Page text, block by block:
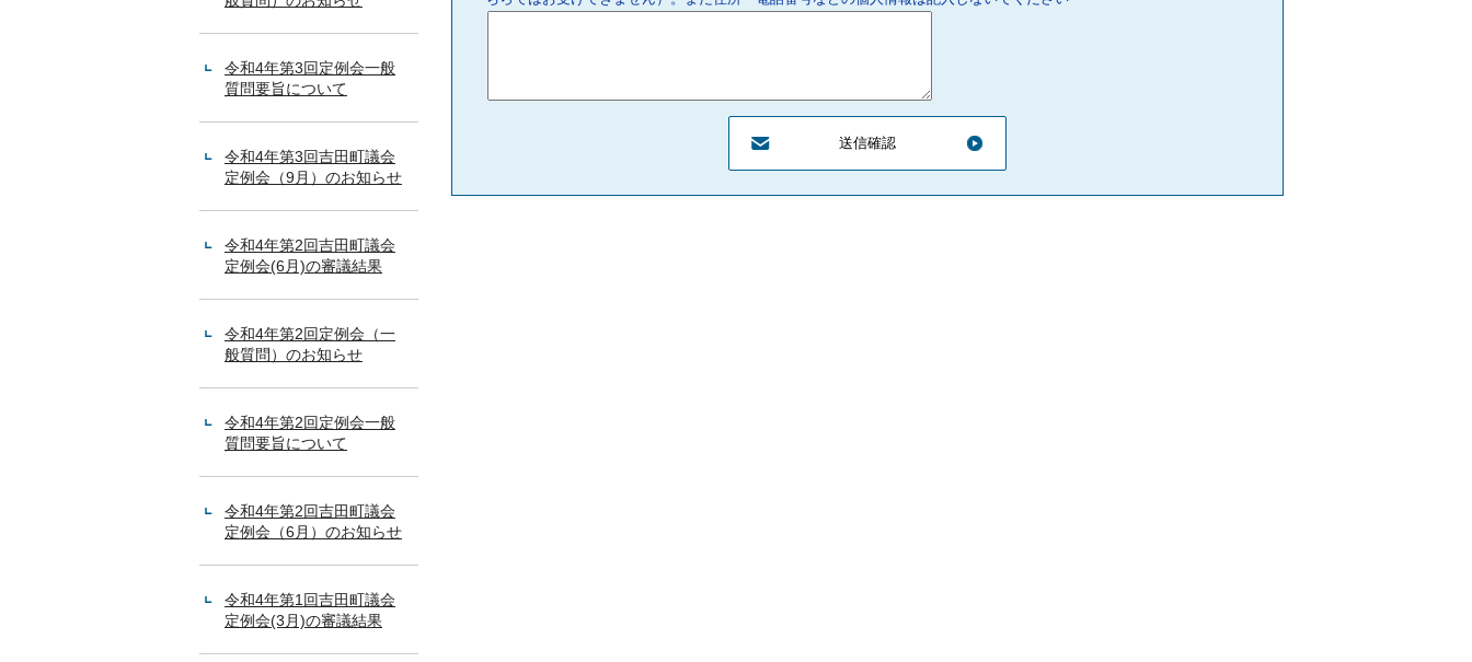
令和4年第3回定例会一般
質問要旨について
令和4年第3回吉田町議会
定例会（9月）のお知らせ
令和4年第2回吉田町議会
定例会(6月)の審議結果
令和4年第2回定例会（一
般質問）のお知らせ
令和4年第2回定例会一般
質問要旨について
令和4年第2回吉田町議会
定例会（6月）のお知らせ
令和4年第1回吉田町議会
定例会(3月)の審議結果